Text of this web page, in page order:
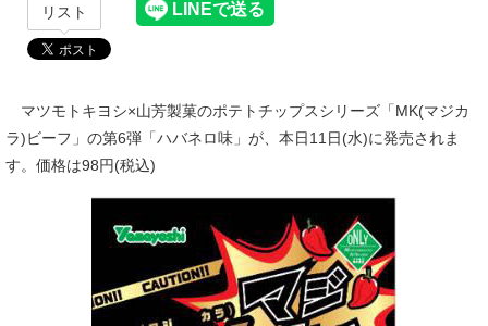
リスト
マツモトキヨシ×山芳製菓のポテトチップスシリーズ「MK(マジカ
ラ)ビーフ」の第6弾「ハバネロ味」が、本日11日(水)に発売されま
す。価格は98円(税込)